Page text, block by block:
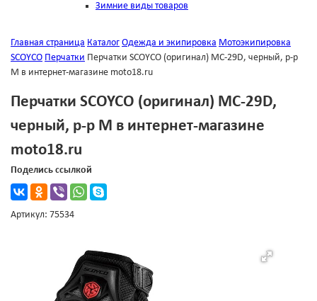
Зимние виды товаров
Главная страница Каталог Одежда и экипировка Мотоэкипировка
SCOYCO Перчатки Перчатки SCOYCO (оригинал) МС-29D, черный, р-р
M в интернет-магазине moto18.ru
Перчатки SCOYCO (оригинал) МС-29D,
черный, р-р M в интернет-магазине
moto18.ru
Поделись ссылкой
Артикул: 75534